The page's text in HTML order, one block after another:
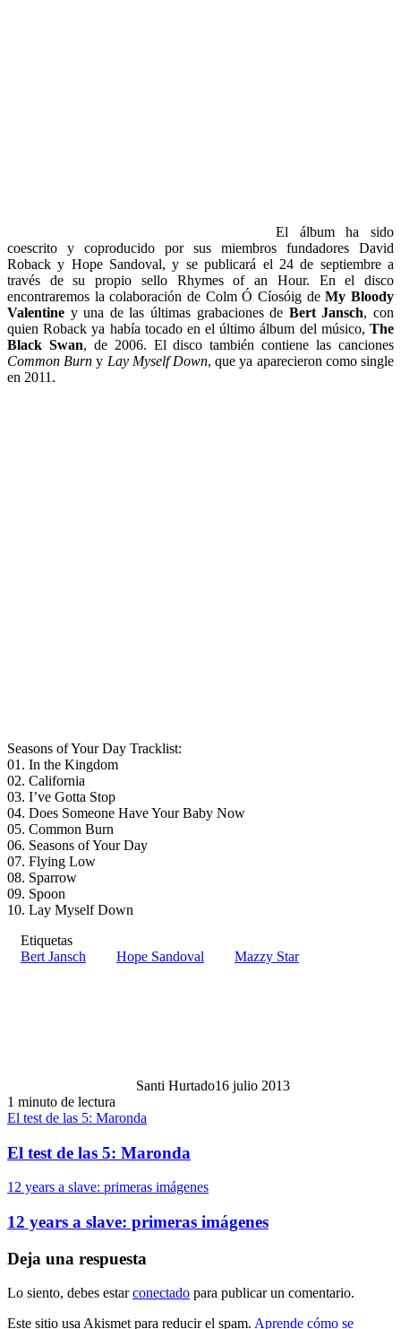
El álbum ha sido
coescrito y coproducido por sus miembros fundadores David
Roback y Hope Sandoval, y se publicará el 24 de septiembre a
través de su propio sello Rhymes of an Hour. En el disco
encontraremos la colaboración de Colm Ó Cíosóig deMy Bloody
Valentine y una de las últimas grabaciones de Bert Jansch, con
quien Roback ya había tocado en el último álbum del músico, The
Black Swan, de 2006. El disco también contiene las canciones
Common Burn y Lay Myself Down, que ya aparecieron como single
en 2011.
Seasons of Your Day Tracklist:
01. In the Kingdom
02. California
03. I’ve Gotta Stop
04. Does Someone Have Your Baby Now
05. Common Burn
06. Seasons of Your Day
07. Flying Low
08. Sparrow
09. Spoon
10. Lay Myself Down
Etiquetas
Bert Jansch
Hope Sandoval Mazzy Star
Santi Hurtado16 julio 2013
1 minuto de lectura
El test de las 5: Maronda
El test de las 5: Maronda
12 years a slave: primeras imágenes
12 years a slave: primeras imágenes
Deja una respuesta
Lo siento, debes estarconectado para publicar un comentario.
Este sitio usa Akismet para reducir el spam. Aprende cómo se